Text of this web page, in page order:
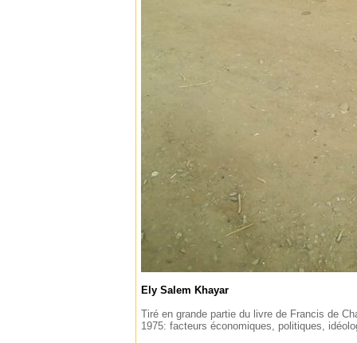
Ely Salem Khayar
Tiré en grande partie du livre de Francis de
1975: facteurs économiques, politiques,